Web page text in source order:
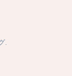
.